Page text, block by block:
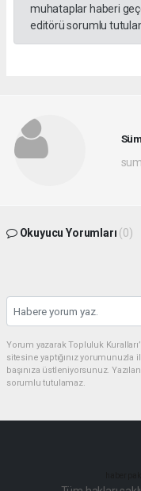
muhataplar haberi
editörü sorumlu
Okuyucu Yorumları (0)
Yorum yazarak Topluluk
sitesine yaptığınız
başınıza üstleniyorsunuz.
sorumlu tutulamaz.